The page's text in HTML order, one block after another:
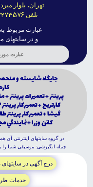
تهران، بلوار
تلفن
عبارت مربوط
و در سایتهای
جايگاه شايسته و
پرينتر + تعميرات پرينتر +
گيشا + تعميركار پرينتر
كانن وزرا + نمايندگي
در گروه سايتهاى اينترنتى آى
جمله انگيزشى: موسيقى شما را
درج آگهى در سايتهاى
خدمات